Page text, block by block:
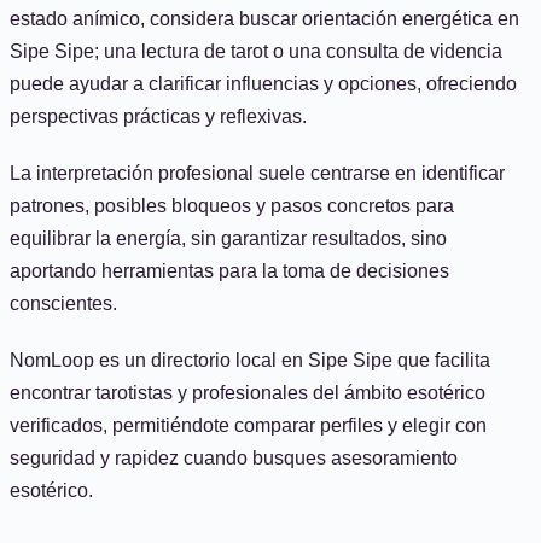
estado anímico, considera buscar orientación energética en
Sipe Sipe; una lectura de tarot o una consulta de videncia
puede ayudar a clarificar influencias y opciones, ofreciendo
perspectivas prácticas y reflexivas.
La interpretación profesional suele centrarse en identificar
patrones, posibles bloqueos y pasos concretos para
equilibrar la energía, sin garantizar resultados, sino
aportando herramientas para la toma de decisiones
conscientes.
NomLoop es un directorio local en Sipe Sipe que facilita
encontrar tarotistas y profesionales del ámbito esotérico
verificados, permitiéndote comparar perfiles y elegir con
seguridad y rapidez cuando busques asesoramiento
esotérico.